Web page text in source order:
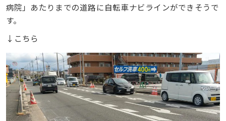
病院」あたりまでの道路に自転車ナビラインができそうで
す。
↓こちら